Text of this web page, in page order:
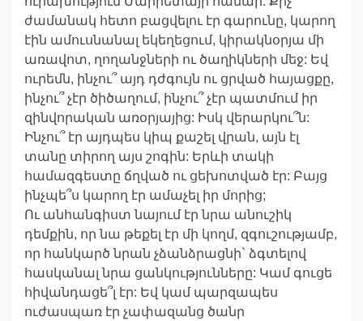
ժամանակ հետո բացվելու էր գարունը, կարող
էին ամուսնանալ եկեղեցում, կիրակնօրյա մի
առավոտ, ղողանջների ու ծաղիկների մեջ: Եվ
ուրեմն, ինչու՞ այդ դժգույն ու ցրված հայացքը,
ինչու՞ չէր ծիծաղում, ինչու՞ չէր պատմում իր
զինվորական առօրյայից: Իսկ վերարկու՞ն:
Ինչու՞ էր այդպես կիպ քաշել վրան, այն էլ
տանը տիրող այս շոգին: Երևի տակի
համազգեստը ճղված ու ցեխոտված էր: Բայց
ինչպե՞ս կարող էր ամաչել իր մորից;
Ու անհանգիստ նայում էր նրա անուշիկ
դեմքին, որ նա թեքել էր մի կողմ, զգուշությամբ,
որ հանկարծ նրան չձանձրացնի` ձգտելով
հասկանալ նրա ցանկությունները: Կամ գուցե
հիվանդացե՞լ էր: Եվ կամ պարզապես
ուժասպառ էր չափազանց ծանր